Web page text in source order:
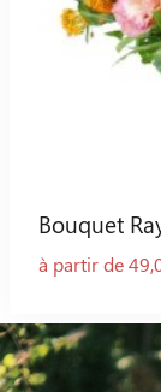
Bouquet
à partir de